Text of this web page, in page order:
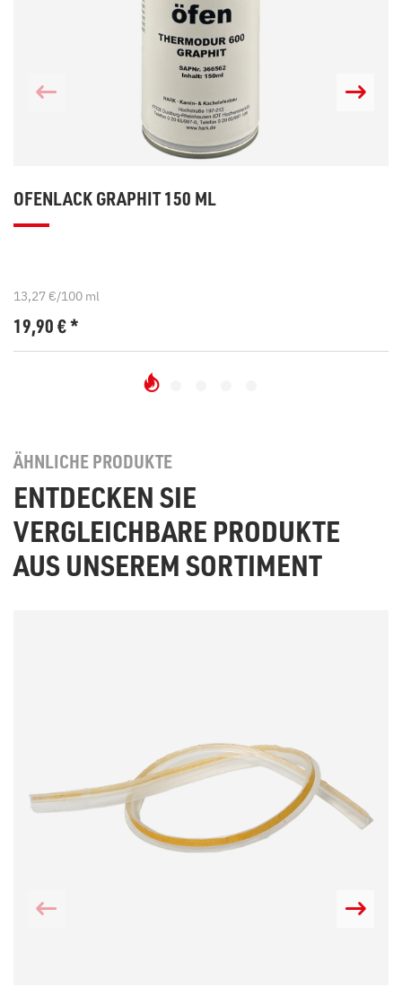
OFENLACK GRAPHIT 150 ML
13,27 €/100 ml
19,90€*
ÄHNLICHE PRODUKTE
ENTDECKEN SIE
VERGLEICHBARE PRODUKTE
AUS UNSEREM SORTIMENT